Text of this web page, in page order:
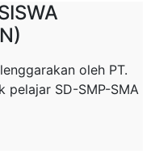
oleh PT.
pelajar SD-SMP-SMA